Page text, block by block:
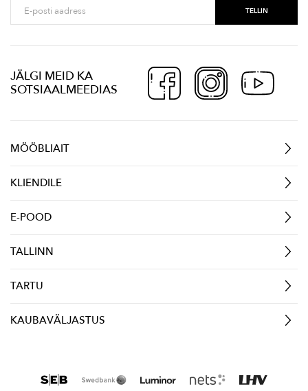
JÄLGI MEID KA
SOTSIAALMEEDIAS
MÖÖBLIAIT
KLIENDILE
E-POOD
TALLINN
TARTU
KAUBAVÄLJASTUS